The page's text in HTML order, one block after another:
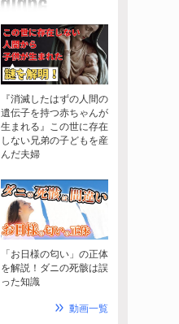
『消滅したはずの人間の
遺伝子を持つ赤ちゃんが
生まれる』この世に存在
しない兄弟の子どもを産
んだ夫婦
「お日様の匂い」の正体
を解説！ダニの死骸は誤
った知識
動画一覧